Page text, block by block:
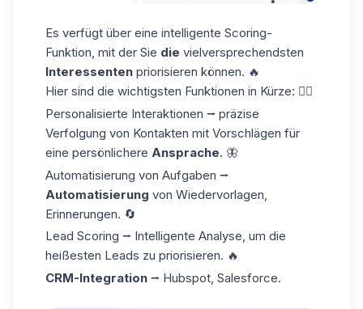
Es verfügt über eine intelligente Scoring-
Funktion, mit der Sie die vielversprechendsten
Interessenten priorisieren können. 🔥
Hier sind die wichtigsten Funktionen in Kürze: 👇🏼
Personalisierte Interaktionen ⭢ präzise
Verfolgung von Kontakten mit Vorschlägen für
eine persönlichere Ansprache. 🦋
Automatisierung von Aufgaben ⭢
Automatisierung von Wiedervorlagen,
Erinnerungen. 🔄
Lead Scoring ⭢ Intelligente Analyse, um die
heißesten Leads zu priorisieren. 🔥
CRM-Integration ⭢ Hubspot, Salesforce.